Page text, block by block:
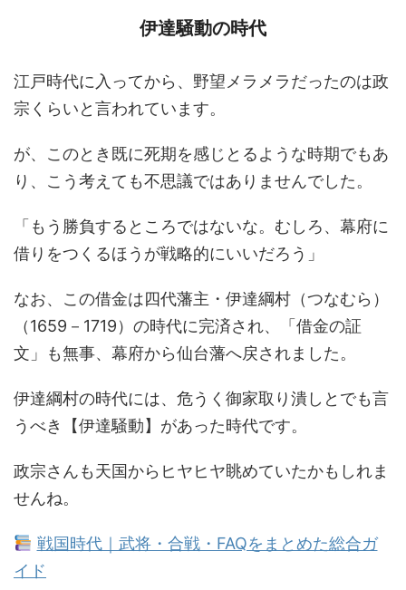
伊達騒動の時代
江戸時代に入ってから、野望メラメラだったのは政
宗くらいと言われています。
が、このとき既に死期を感じとるような時期でもあ
り、こう考えても不思議ではありませんでした。
「もう勝負するところではないな。むしろ、幕府に
借りをつくるほうが戦略的にいいだろう」
なお、この借金は四代藩主・伊達綱村（つなむら）
（1659－1719）の時代に完済され、「借金の証
文」も無事、幕府から仙台藩へ戻されました。
伊達綱村の時代には、危うく御家取り潰しとでも言
うべき【伊達騒動】があった時代です。
政宗さんも天国からヒヤヒヤ眺めていたかもしれま
せんね。
戦国時代｜武将・合戦・FAQをまとめた総合ガ
イド